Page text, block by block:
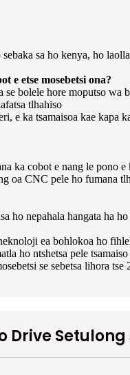
sa ho kenya, ho
e etse mosebetsi ona?
se bolele hore moputso
tlhahiso
e ka tsamaisoa kae kapa
ka cobot e nang le pono
oa CNC pele ho fumana
ho nepahala hangata ha
ea bohlokoa ho
ho ntshetsa pele
se sebetsa lihora tse
Drive Setulong